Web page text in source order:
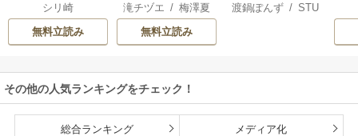
ならないでね。
シリ崎
無料立読み
じゃもじゃニート
滝チヅエ /梅澤夏
子（エブリスタ）
無料立読み
恋を、今さらです
渡鍋ぽんず /STU
その他の人気ランキングをチェック！
総合ランキング メディア化